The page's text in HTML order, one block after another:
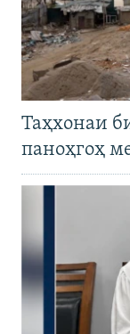
Таҳхонаи
паноҳгоҳ